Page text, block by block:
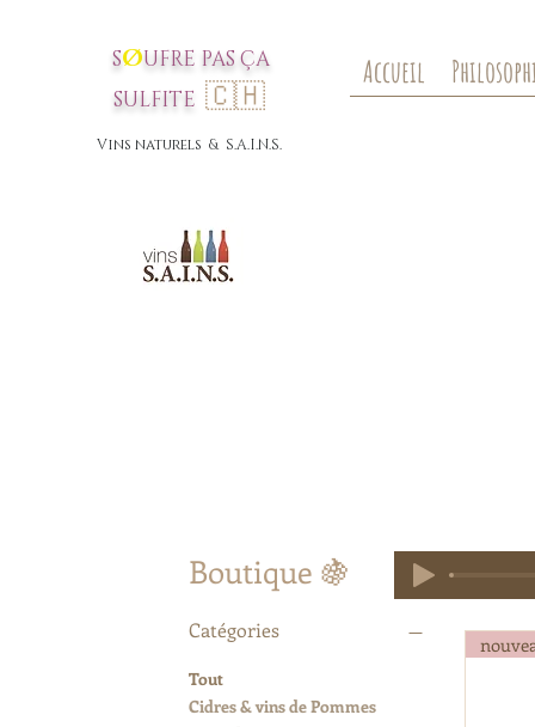
SØUFRE PAS ÇA
SULFITE 🇨🇭
Vins naturels & S.A.I.N.S.
Accueil
Boutique 🍇
Catégories
Tout
Cidres & vins de Pommes